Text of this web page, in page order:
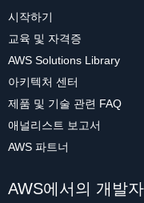
시작하기
교육 및 자격증
AWS Solutions Library
아키텍처 센터
제품 및 기술 관련 FAQ
애널리스트 보고서
AWS 파트너
AWS에서의 개발자